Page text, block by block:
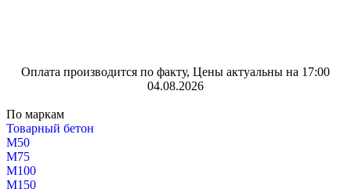
Оплата производится по факту, Цены актуальны на 17:00
04.08.2026
По маркам
Товарный бетон
М50
М75
М100
М150